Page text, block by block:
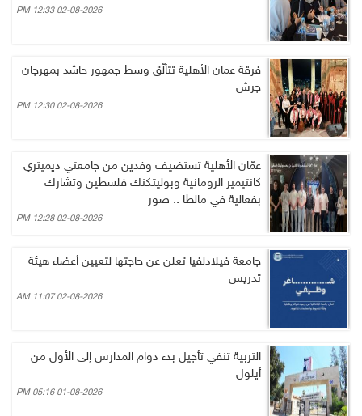
02-08-2026 12:33 PM
فرقة عمان الأهلية تتألّق وسط جمهور حاشد بمهرجان
جرش
02-08-2026 12:30 PM
عمّان الأهلية تستضيف وفدين من جامعتي ديميتري
كانتيمير الرومانية وبوليتكنك فلسطين وتشارك
بفعالية في مالطا .. صور
02-08-2026 12:28 PM
جامعة فيلادلفيا تعلن عن حاجتها لتعيين أعضاء هيئة
تدريس
02-08-2026 11:07 AM
التربية تنفي تأجيل بدء دوام المدارس إلى الأول من
أيلول
01-08-2026 05:16 PM